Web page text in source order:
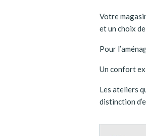
Votre
et un choix
Pour
Un confort
Les ateliers
distinction